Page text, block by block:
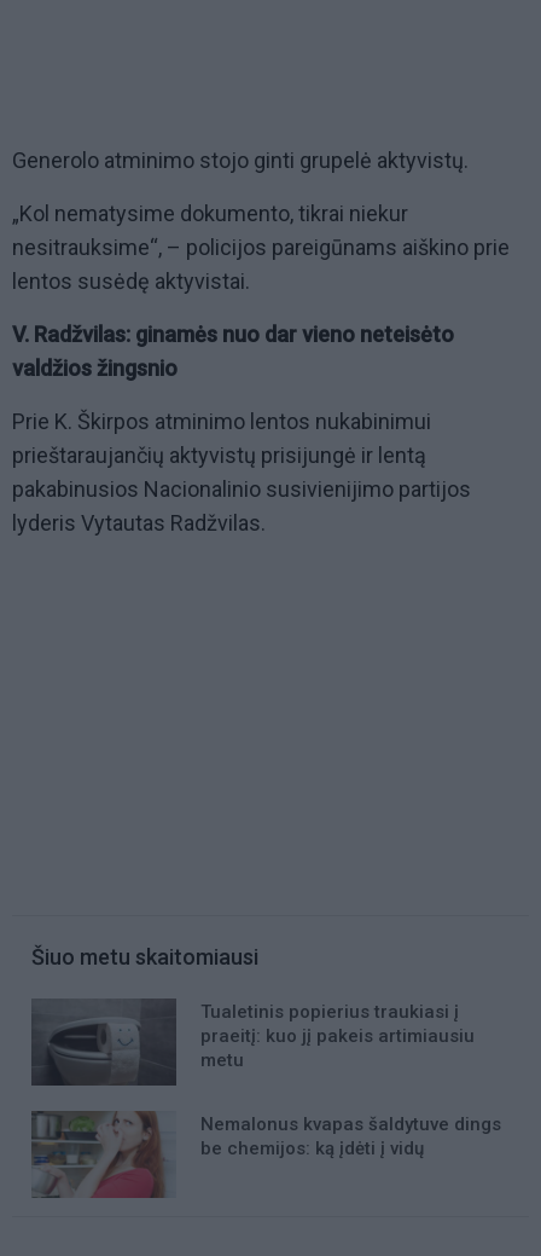
G enerolo atminimo stojo ginti grupelė aktyvistų.
„Kol nematysime dokumento, tikrai niekur
nesitrauksime “, – policijos pareigūnams aiškino prie
lentos susėdę aktyvistai.
V. Radžvilas: ginamės nuo dar vieno neteisėto
valdžios žingsnio
Prie K. Škirpos atminimo lentos nukabinimui
prieštaraujančių aktyvistų prisijungė ir lentą
pakabinusios Nacionalinio susivienijimo partijos
lyderis Vytautas Radžvilas.
Šiuo metu skaitomiausi
Tualetinis popierius traukiasi į
praeitį: kuo jį pakeis artimiausiu
metu
Nemalonus kvapas šaldytuve dings
be chemijos: ką įdėti į vidų